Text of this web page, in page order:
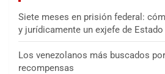
Siete meses en prisión federal:
y jurídicamente un exjefe de Estado
Los venezolanos más buscados
recompensas